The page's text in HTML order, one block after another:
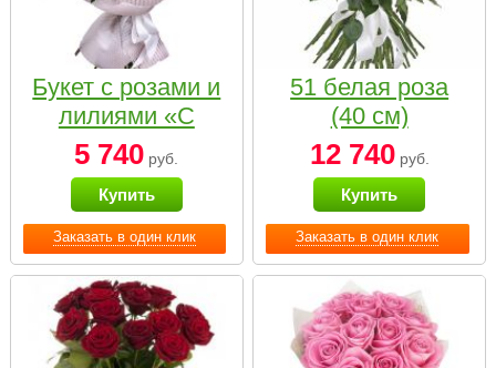
Заказать в один клик
Букет с розами и
лилиями «С
наилучшими
пожеланиями»
5 740 руб.
Купить
Заказать в один клик
51 белая роза
(40 см)
12 740руб.
Купить